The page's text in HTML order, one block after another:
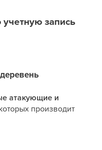
запись
атакующие и
производит